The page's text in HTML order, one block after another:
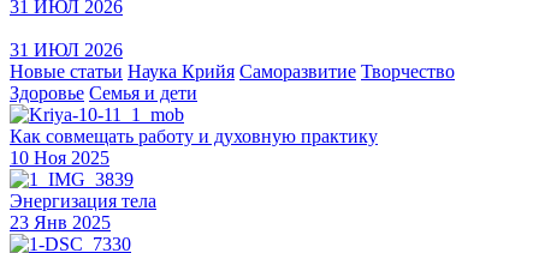
31 ИЮЛ 2026
31 ИЮЛ 2026
Новые статьи Наука Крийя Саморазвитие Творчество
Здоровье Семья и дети
Как совмещать работу и духовную практику
10 Ноя 2025
Энергизация тела
23 Янв 2025